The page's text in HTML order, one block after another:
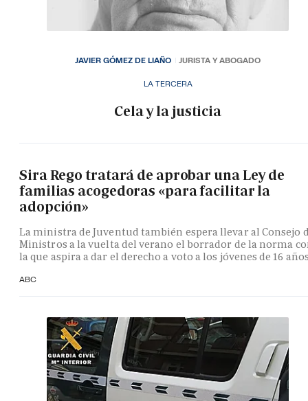
LA TERCERA
Cela y la justicia
JAVIER GÓMEZ DE LIAÑO JURISTA Y ABOGADO
Sira Rego tratará de aprobar una Ley de
familias acogedoras «para facilitar la
adopción»
La ministra de Juventud también espera llevar al Consejo
Ministros a la vuelta del verano el borrador de la norma
la que aspira a dar el derecho a voto a los jóvenes de 16
ABC